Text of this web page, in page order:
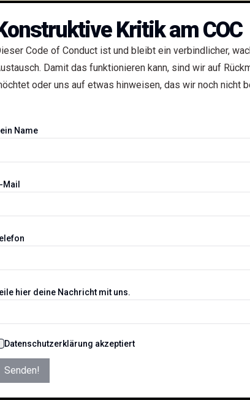
Kritik am COC
Code of Conduct ist und bleibt ein verbindlicher,
Damit das funktionieren kann, sind wir auf
oder uns auf etwas hinweisen, das wir noch nicht
Name
Mail
hier deine Nachricht mit uns.
Datenschutzerklärung akzeptiert
Senden!